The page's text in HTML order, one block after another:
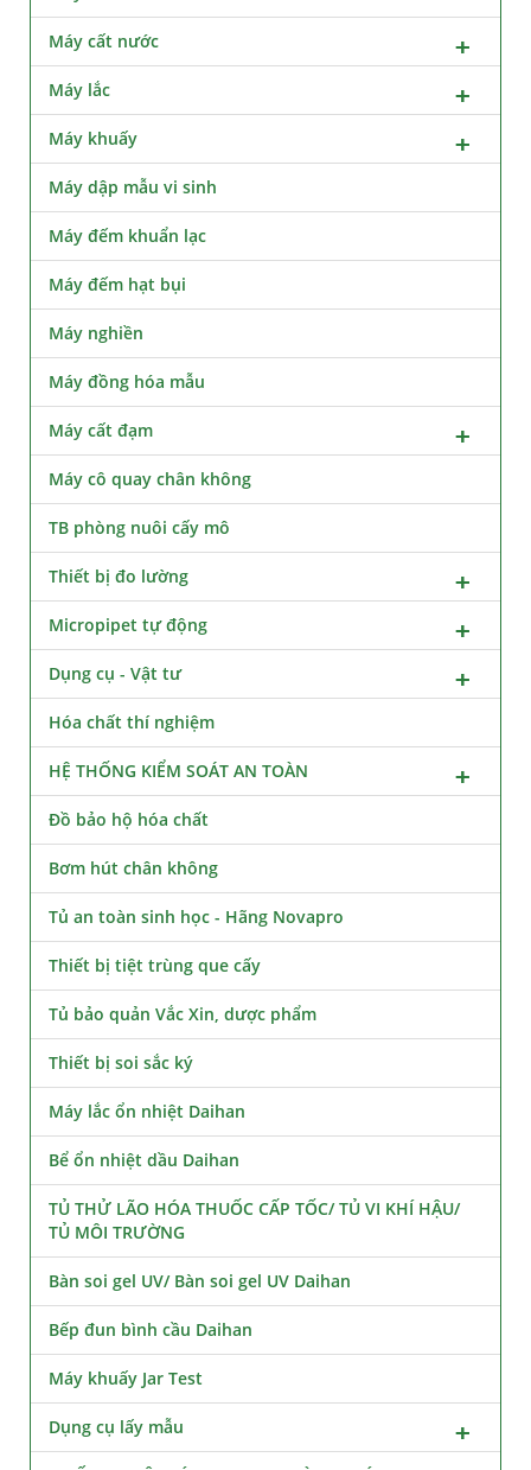
Máy cất nước
Máy lắc
Máy khuấy
Máy dập mẫu vi sinh
Máy đếm khuẩn lạc
Máy đếm hạt bụi
Máy nghiền
Máy đồng hóa mẫu
Máy cất đạm
Máy cô quay chân không
TB phòng nuôi cấy mô
Thiết bị đo lường
Micropipet tự động
Dụng cụ - Vật tư
Hóa chất thí nghiệm
HỆ THỐNG KIỂM SOÁT AN TOÀN
Đồ bảo hộ hóa chất
Bơm hút chân không
Tủ an toàn sinh học - Hãng Novapro
Thiết bị tiệt trùng que cấy
Tủ bảo quản Vắc Xin, dược phẩm
Thiết bị soi sắc ký
Máy lắc ổn nhiệt Daihan
Bể ổn nhiệt dầu Daihan
TỦ THỬ LÃO HÓA THUỐC CẤP TỐC/ TỦ VI KHÍ HẬU/
TỦ MÔI TRƯỜNG
Bàn soi gel UV/ Bàn soi gel UV Daihan
Bếp đun bình cầu Daihan
Máy khuấy Jar Test
Dụng cụ lấy mẫu